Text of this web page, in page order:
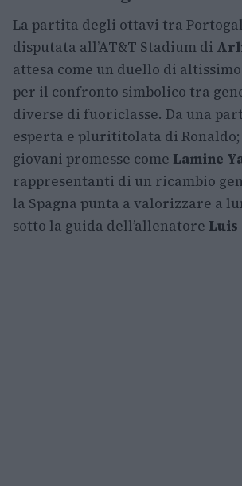
La partita degli ottavi tra
disputata all’AT&T Stadium di
attesa come un duello di
per il confronto simbolico tra
diverse di fuoriclasse. Da una
esperta e plurititolata di
giovani promesse come Lamine
rappresentanti di un ricambio
la Spagna punta a valorizzare a
sotto la guida dell’allenatore Luis